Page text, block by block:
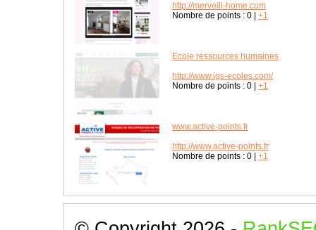
http://merveill-home.com
Nombre de points : 0 +1
Ecole ressources humaines
http://www.igs-ecoles.com/
Nombre de points : 0 +1
www.active-points.fr
http://www.active-points.fr
Nombre de points : 0 +1